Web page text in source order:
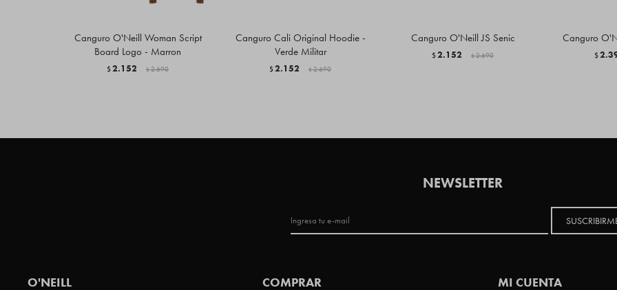
Canguro O'Neill Woman Script
Board Logo - Marron
$2.152 $ 2.690
Canguro Cali Original Hoodie -
Verde Militar
$2.152 $ 2.690
Canguro O'Neill JS Senic
$2.152 $ 2.690
Canguro
$
O'NEILL COMPRAR MI CUENTA
NEWSLETTER